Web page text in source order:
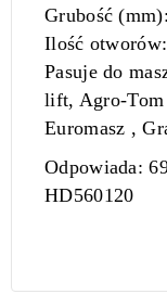
Grubość
Ilość otworów:
Pasuje do
lift, Agro-Tom
Euromasz ,
Odpowiada:
HD560120